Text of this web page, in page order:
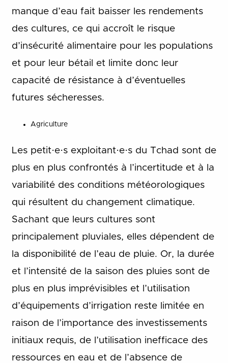
manque d’eau fait baisser les rendements
des cultures, ce qui accroît le risque
d’insécurité alimentaire pour les populations
et pour leur bétail et limite donc leur
capacité de résistance à d’éventuelles
futures sécheresses.
Agriculture
Les petit·e·s exploitant·e·s du Tchad sont de
plus en plus confrontés à l’incertitude et à la
variabilité des conditions météorologiques
qui résultent du changement climatique.
Sachant que leurs cultures sont
principalement pluviales, elles dépendent de
la disponibilité de l’eau de pluie. Or, la durée
et l’intensité de la saison des pluies sont de
plus en plus imprévisibles et l’utilisation
d’équipements d’irrigation reste limitée en
raison de l’importance des investissements
initiaux requis, de l’utilisation inefficace des
ressources en eau et de l’absence de